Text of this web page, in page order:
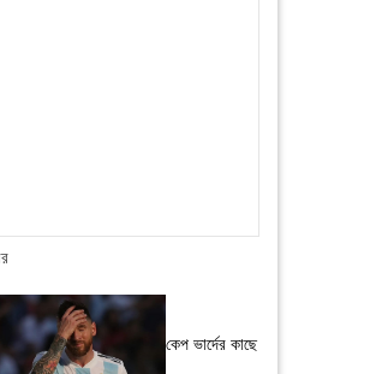
কেপ ভার্দের কাছে